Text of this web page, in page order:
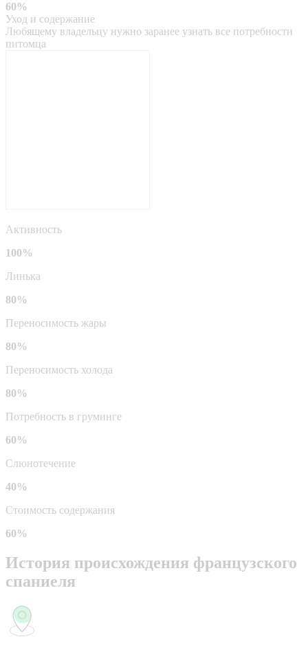
60%
Уход и содержание
Любящему владельцу нужно заранее узнать все потребности
питомца
Активность
100%
Линька
80%
Переносимость жары
80%
Переносимость холода
80%
Потребность в груминге
60%
Слюнотечение
40%
Стоимость содержания
60%
История происхождения французского
спаниеля